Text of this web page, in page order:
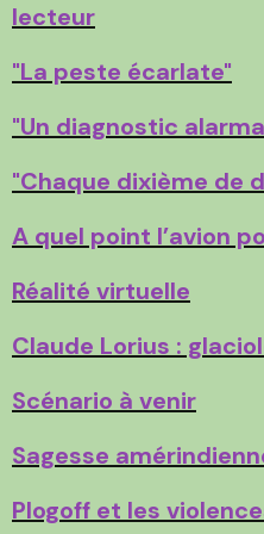
lecteur
"La peste écarlate"
"Un diagnostic
"Chaque dixième de
A quel point l’avion
Réalité virtuelle
Claude Lorius :
Scénario à venir
Sagesse
Plogoff et les